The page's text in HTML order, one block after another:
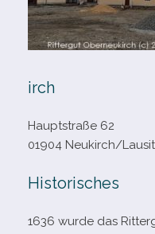
irch
Hauptstraße 62
01904 Neukirch/​
Historisches
1636 wurde das